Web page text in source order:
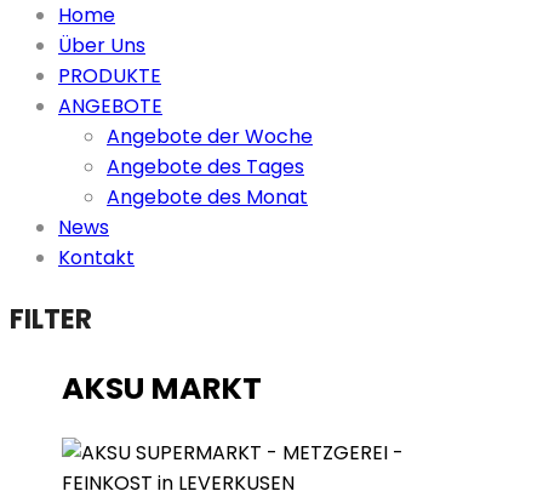
Home
Über Uns
PRODUKTE
ANGEBOTE
Angebote der Woche
Angebote des Tages
Angebote des Monat
News
Kontakt
FILTER
AKSU MARKT